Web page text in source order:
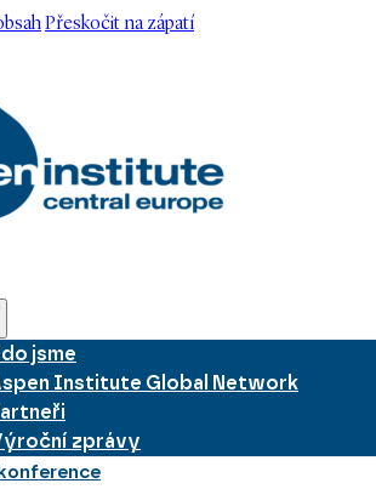
Přeskočit na zápatí
jsme
Institute Global Network
zprávy